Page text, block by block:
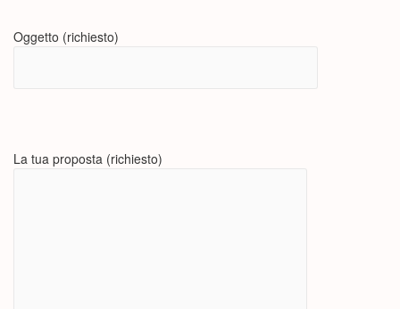
Oggetto (richiesto)
La tua proposta (richiesto)